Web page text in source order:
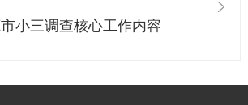
小三调查核心工作内容